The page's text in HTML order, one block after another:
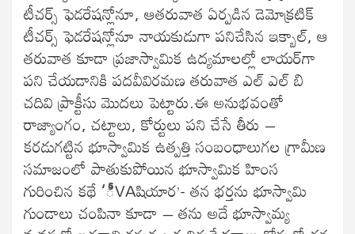
టీచర్స్ ఫెడరేషన్లోనూ, ఆతరువాత ఏర్పడిన డెమోక్రటిక్
టీచర్స్ ఫెడరేషన్లోనూ నాయకుడుగా పనిచేసిన ఇక్బాల్, ఆ
తరువాత కూడా ప్రజాస్వామిక ఉద్యమాలల్లో లాయర్‌గా
పని చేయడానికి పదవీవిరమణ తరువాత ఎల్ ఎల్ బి
చదివి ప్రాక్టీసు మొదలు పెట్టారు.ఈ అనుభవంతో
రాజ్యాంగం, చట్టాలు, కోర్టులు పని చేసే తీరు –
కరడుగట్టిన భూస్వామిక ఉత్పత్తి సంబంధాలుగల గ్రామీణ
సమాజంలో పాతుకుపోయిన భూస్వామిక హింస
గురించిన కథే ‘ీVAషియార’- తన భర్తను భూస్వామి
గుండాలు చంపినా కూడా – తను అదే భూస్వామ్య